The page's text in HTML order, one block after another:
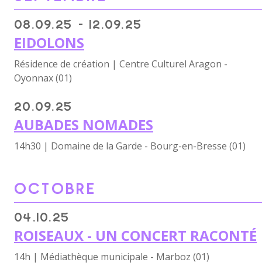
08.09.25 - 12.09.25
EIDOLONS
Résidence de création | Centre Culturel Aragon -
Oyonnax (01)
20.09.25
AUBADES NOMADES
14h30 | Domaine de la Garde - Bourg-en-Bresse (01)
OCTOBRE
04.10.25
ROISEAUX - UN CONCERT RACONTÉ
14h | Médiathèque municipale - Marboz (01)